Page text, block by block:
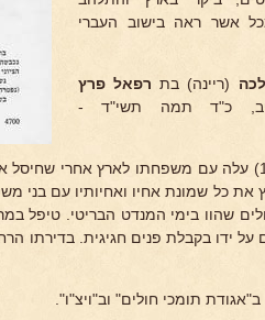
אשר ראה בישוב העברי
(ריינה) בתרפאל פרץ
כ"ד תמה תשי"ד -
בשנת תרפ"ז (1927) עלה עם משפחתו לארץ
את כל שמונת אחיו ואחיותיו עם בני
שהוו בימי המנדט הבריטי. טיפל
על ידו בקבלת פנים חגיגית. בדירתו
תומכי חולים" וב"ויצ"ו".